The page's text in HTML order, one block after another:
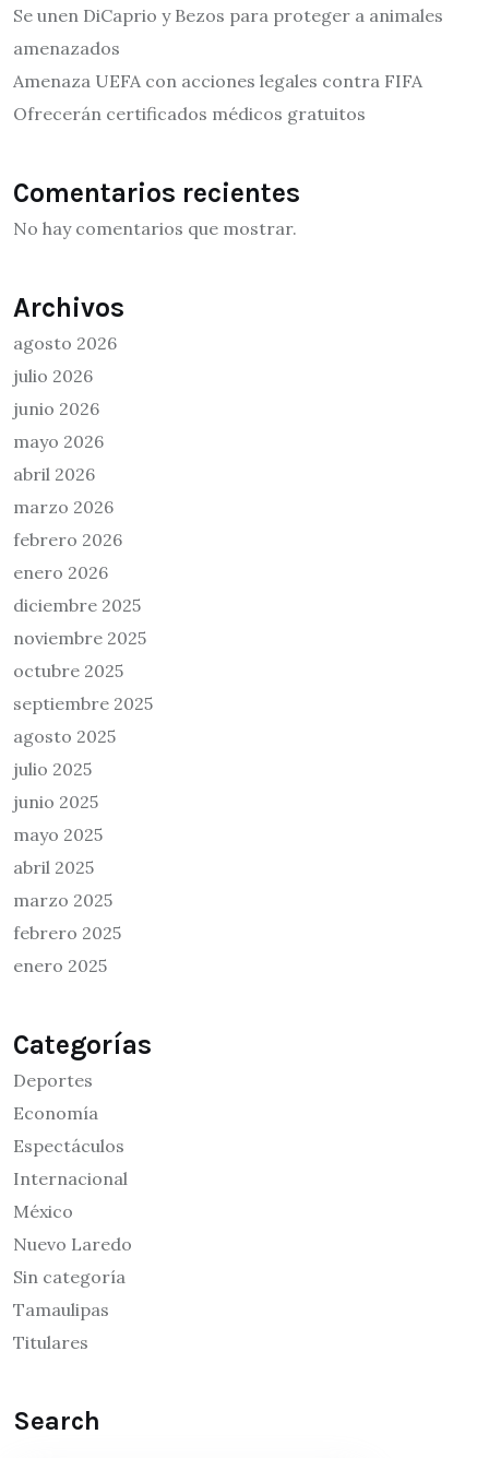
Se unen DiCaprio y Bezos para proteger a animales
amenazados
Amenaza UEFA con acciones legales contra FIFA
Ofrecerán certificados médicos gratuitos
Comentarios recientes
No hay comentarios que mostrar.
Archivos
agosto 2026
julio 2026
junio 2026
mayo 2026
abril 2026
marzo 2026
febrero 2026
enero 2026
diciembre 2025
noviembre 2025
octubre 2025
septiembre 2025
agosto 2025
julio 2025
junio 2025
mayo 2025
abril 2025
marzo 2025
febrero 2025
enero 2025
Categorías
Deportes
Economía
Espectáculos
Internacional
México
Nuevo Laredo
Sin categoría
Tamaulipas
Titulares
Search